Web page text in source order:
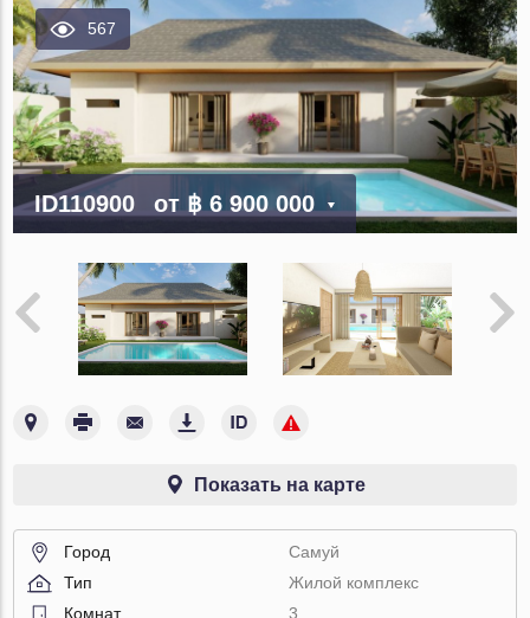
567
ID110900 от ฿ 6 900 000
Показать на карте
Город
Самуй
Тип
Жилой комплекс
Комнат
3